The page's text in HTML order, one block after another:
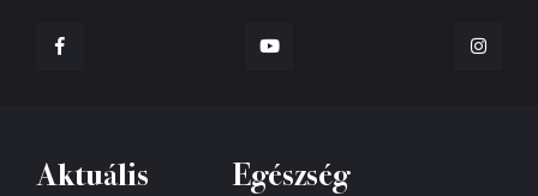
Aktuális Egészség